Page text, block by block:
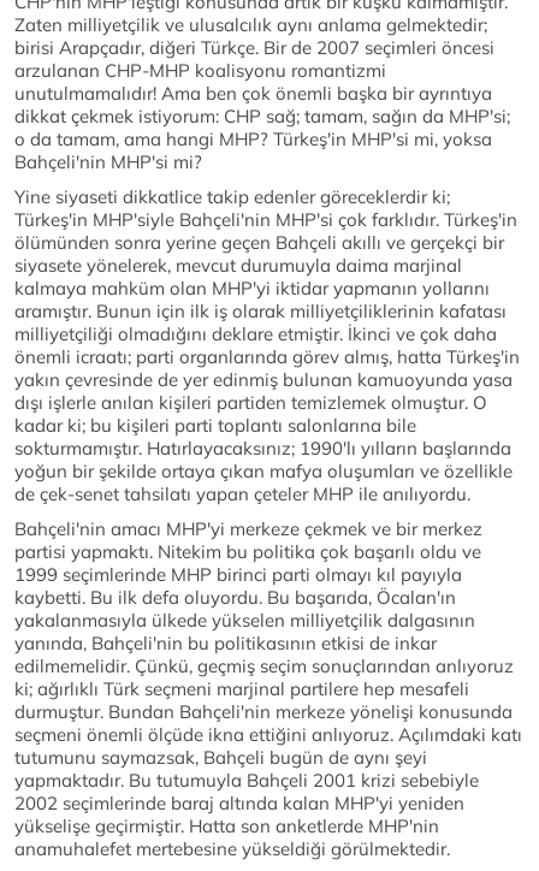
Zaten milliyetçilik ve ulusalcılık aynı anlama gelmektedir;
birisi Arapçadır, diğeri Türkçe. Bir de 2007 seçimleri öncesi
arzulanan CHP-MHP koalisyonu romantizmi
unutulmamalıdır! Ama ben çok önemli başka bir ayrıntıya
dikkat çekmek istiyorum: CHP sağ; tamam, sağın da MHP'si;
o da tamam, ama hangi MHP? Türkeş'in MHP'si mi, yoksa
Bahçeli'nin MHP'si mi?
Yine siyaseti dikkatlice takip edenler göreceklerdir ki;
Türkeş'in MHP'siyle Bahçeli'nin MHP'si çok farklıdır. Türkeş'in
ölümünden sonra yerine geçen Bahçeli akıllı ve gerçekçi bir
siyasete yönelerek, mevcut durumuyla daima marjinal
kalmaya mahküm olan MHP'yi iktidar yapmanın yollarını
aramıştır. Bunun için ilk iş olarak milliyetçiliklerinin kafatası
milliyetçiliği olmadığını deklare etmiştir. İkinci ve çok daha
önemli icraatı; parti organlarında görev almış, hatta Türkeş'in
yakın çevresinde de yer edinmiş bulunan kamuoyunda yasa
dışı işlerle anılan kişileri partiden temizlemek olmuştur. O
kadar ki; bu kişileri parti toplantı salonlarına bile
sokturmamıştır. Hatırlayacaksınız; 1990'lı yılların başlarında
yoğun bir şekilde ortaya çıkan mafya oluşumları ve özellikle
de çek-senet tahsilatı yapan çeteler MHP ile anılıyordu.
Bahçeli'nin amacı MHP'yi merkeze çekmek ve bir merkez
partisi yapmaktı. Nitekim bu politika çok başarılı oldu ve
1999 seçimlerinde MHP birinci parti olmayı kıl payıyla
kaybetti. Bu ilk defa oluyordu. Bu başarıda, Öcalan'ın
yakalanmasıyla ülkede yükselen milliyetçilik dalgasının
yanında, Bahçeli'nin bu politikasının etkisi de inkar
edilmemelidir. Çünkü, geçmiş seçim sonuçlarından anlıyoruz
ki; ağırlıklı Türk seçmeni marjinal partilere hep mesafeli
durmuştur. Bundan Bahçeli'nin merkeze yönelişi konusunda
seçmeni önemli ölçüde ikna ettiğini anlıyoruz. Açılımdaki katı
tutumunu saymazsak, Bahçeli bugün de aynı şeyi
yapmaktadır. Bu tutumuyla Bahçeli 2001 krizi sebebiyle
2002 seçimlerinde baraj altında kalan MHP'yi yeniden
yükselişe geçirmiştir. Hatta son anketlerde MHP'nin
anamuhalefet mertebesine yükseldiği görülmektedir.